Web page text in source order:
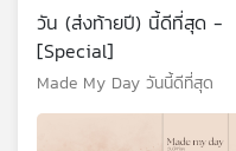
วัน (ส่งท้ายปี) นี้ดีที่สุด -
[Special]
Made My Day วันนี้ดีที่สุด